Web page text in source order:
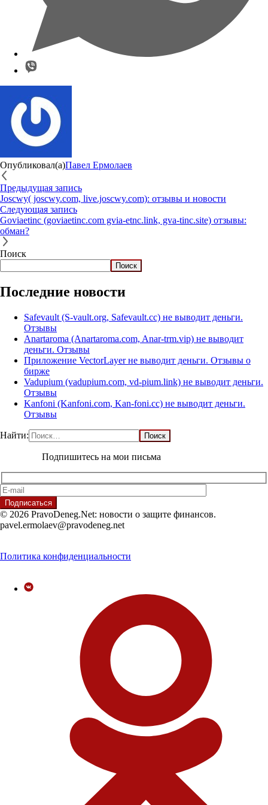
Опубликовал(а)Павел Ермолаев
Предыдущая запись
Joscwy( joscwy.com, live.joscwy.com): отзывы и новости
Следующая запись
Goviaetinc (goviaetinc.com gvia-etnc.link, gva-tinc.site) отзывы:
обман?
Поиск
Поиск
Последние новости
Safevault (S-vault.org, Safevault.cc) не выводит деньги.
Отзывы
Anartaroma (Anartaroma.com, Anar-trm.vip) не выводит
деньги. Отзывы
Приложение VectorLayer не выводит деньги. Отзывы о
бирже
Vadupium (vadupium.com, vd-pium.link) не выводит деньги.
Отзывы
Kanfoni (Kanfoni.com, Kan-foni.cc) не выводит деньги.
Отзывы
Найти:
Подпишитесь на мои письма
© 2026 PravoDeneg.Net: новости о защите финансов.
pavel.ermolaev@pravodeneg.net
Политика конфиденциальности